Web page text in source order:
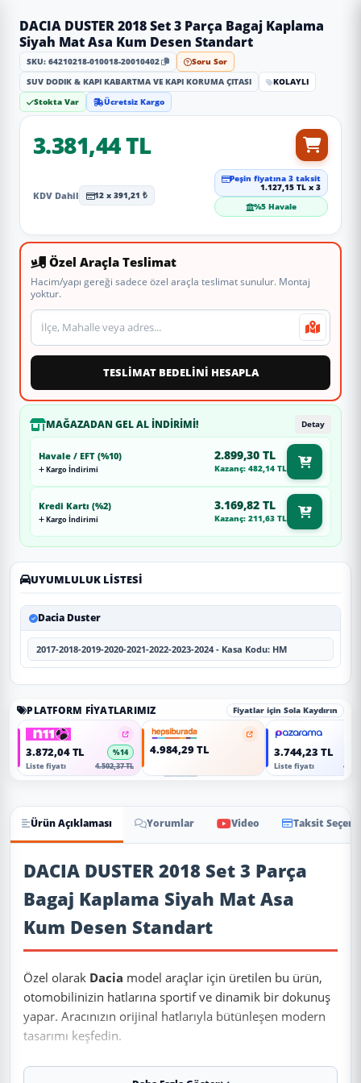
DACIA DUSTER 2018 Set 3 Parça Bagaj Kaplama
Siyah Mat Asa Kum Desen Standart
SKU: 64210218-010018-20010402
Soru Sor
SUV DODIK & KAPI KABARTMA VE KAPI KORUMA ÇITASI
KOLAYLI
Stokta Var
Ücretsiz Kargo
3.381,44 TL
KDV Dahil 12 x 391,21 ₺
Peşin fiyatına 3 taksit
1.127,15 TL x 3
%5 Havale
Özel Araçla Teslimat
Hacim/yapı gereği sadece özel araçla teslimat sunulur. Montaj
yoktur.
Teslimat veya montaj adresi
TESLİMAT BEDELİNİ HESAPLA
MAĞAZADAN GEL AL İNDIRIMI! Detay
Havale / EFT (%10)
Kargo İndirimi
2.899,30 TL
Kazanç: 482,14 TL
Kredi Kartı (%2)
Kargo İndirimi
3.169,82 TL
Kazanç: 211,63 TL
UYUMLULUK LISTESI
Dacia Duster
2017-2018-2019-2020-2021-2022-2023-2024 - Kasa Kodu: HM
PLATFORM FIYATLARIMIZ Fiyatlar için Sola Kaydırın
3.872,04 TL
%14
Liste fiyatı
4.502,37 TL
4.984,29 TL 3.744,23 TL
Liste fiyatı
Ürün Açıklaması Yorumlar Video Taksit
Ürün Açıklaması
DACIA DUSTER 2018 Set 3 Parça
Bagaj Kaplama Siyah Mat Asa
Kum Desen Standart
Özel olarak Dacia model araçlar için üretilen bu ürün,
otomobilinizin hatlarına sportif ve dinamik bir dokunuş
yapar. Aracınızın orijinal hatlarıyla bütünleşen modern
tasarımı keşfedin.